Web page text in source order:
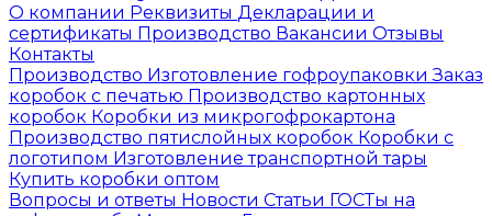
О компании Реквизиты Декларации и
сертификаты Производство Вакансии Отзывы
Контакты
Производство Изготовление гофроупаковкиЗаказ
коробок с печатью Производство картонных
коробок Коробки из микрогофрокартона
Производство пятислойных коробок Коробки с
логотипом Изготовление транспортной тары
Купить коробки оптом
Вопросы и ответы Новости Статьи ГОСТы на